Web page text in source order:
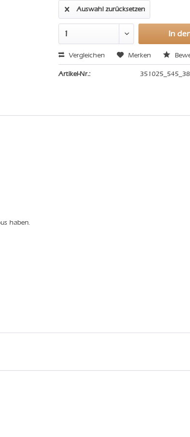
Auswahl zurücksetzen
In
Vergleichen Merken
Artikel-Nr.: 351025_545_38
haben.